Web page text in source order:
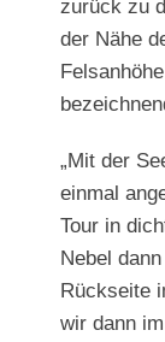
zurück zu
der Nähe
„Mit der
einmal
Tour in
Nebel
Rückseite
wir dann